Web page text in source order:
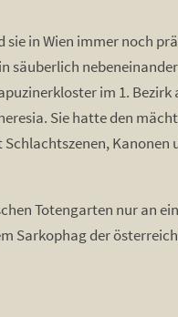
in Wien immer noch
im 1. Bezirk
Sie hatte den
Kanonen
Totengarten nur an
Sarkophag der